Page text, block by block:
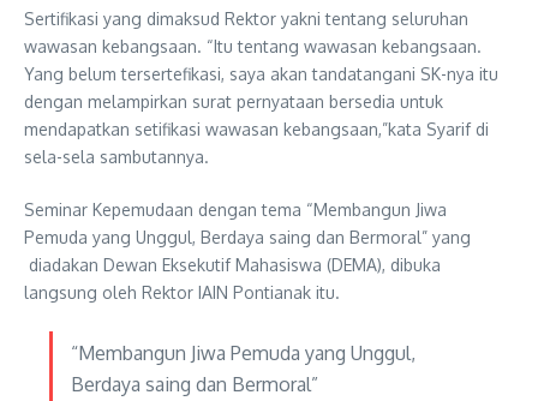
Sertifikasi yang dimaksud Rektor yakni tentang seluruhan
wawasan kebangsaan. “Itu tentang wawasan kebangsaan.
Yang belum tersertefikasi, saya akan tandatangani SK-nya itu
dengan melampirkan surat pernyataan bersedia untuk
mendapatkan setifikasi wawasan kebangsaan,”kata Syarif di
sela-sela sambutannya.
Seminar Kepemudaan dengan tema “Membangun Jiwa
Pemuda yang Unggul, Berdaya saing dan Bermoral” yang
diadakan Dewan Eksekutif Mahasiswa (DEMA), dibuka
langsung oleh Rektor IAIN Pontianak itu.
“Membangun Jiwa Pemuda yang Unggul,
Berdaya saing dan Bermoral”